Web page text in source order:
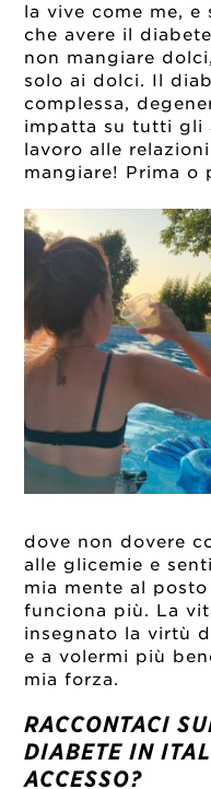
la vive come me, e
che avere il
non mangiare
solo ai dolci. Il
complessa,
impatta su tutti gli
lavoro alle
mangiare! Prima o
dove non dovere
alle glicemie e
mia mente al
funciona più. La
insegnato la virtù
e a volermi più
mia forza.
RACCONTACI
DIABETE IN
ACCESSO?